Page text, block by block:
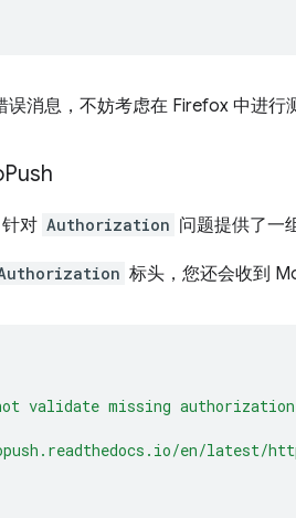
消息，不妨考虑在 Firefox 中进行
Push
对 Authorization 问题提供了一
标头，您还会收到
validate missing authorization
en/latest/